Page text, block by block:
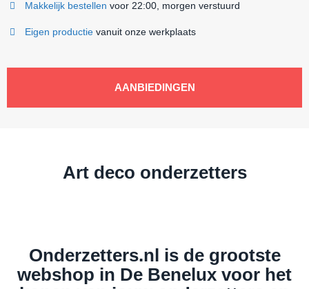
Makkelijk bestellen voor 22:00, morgen verstuurd
Eigen productie vanuit onze werkplaats
AANBIEDINGEN
Art deco onderzetters
Onderzetters.nl is de grootste
webshop in De Benelux voor het